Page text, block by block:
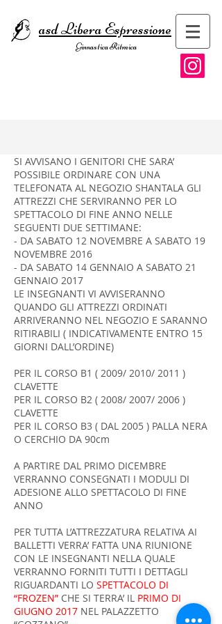
asd Libera Espressione
Ginnastica Ritmica
SI AVVISANO I GENITORI CHE SARA’
POSSIBILE ORDINARE CON UNA
TELEFONATA AL NEGOZIO SHANTALA GLI
ATTREZZI CHE SERVIRANNO PER LO
SPETTACOLO DI FINE ANNO NELLE
SEGUENTI DUE SETTIMANE:
- DA SABATO 12 NOVEMBRE A SABATO 19
NOVEMBRE 2016
- DA SABATO 14 GENNAIO A SABATO 21
GENNAIO 2017
LE INSEGNANTI VI AVVISERANNO
QUANDO GLI ATTREZZI ORDINATI
ARRIVERANNO NEL NEGOZIO E SARANNO
RITIRABILI ( INDICATIVAMENTE ENTRO 15
GIORNI DALL’ORDINE)
PER IL CORSO B1 ( 2009/ 2010/ 2011 )
CLAVETTE
PER IL CORSO B2 ( 2008/ 2007/ 2006 )
CLAVETTE
PER IL CORSO B3 ( DAL 2005 ) PALLA NERA
O CERCHIO DA 90cm
A PARTIRE DAL PRIMO DICEMBRE
VERRANNO CONSEGNATI I MODULI DI
ADESIONE ALLO SPETTACOLO DI FINE
ANNO
PER TUTTA L’ATTREZZATURA RELATIVA AI
BALLETTI VERRA’ FATTA UNA RIUNIONE
CON LE INSEGNANTI NELLA QUALE
VERRANNO FORNITI TUTTI I DETTAGLI
RIGUARDANTI LO SPETTACOLO DI
“FROZEN” CHE SI TERRA’ IL PRIMO DI
GIUGNO 2017 NEL PALAZZETTO